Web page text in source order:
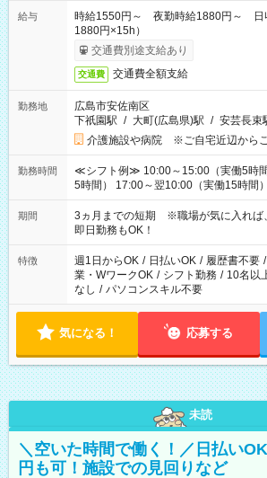
給与
時給1550円～ 夜勤時給1880円～ 日
1880円×15h）
交通費別途支給あり
交通費 交通費全額支給
勤務地
広島市安佐南区
下祇園駅 / 大町(広島県)駅 / 安芸長束
介護施設や病院 ※ご自宅近辺から
勤務時間
≪シフト例≫ 10:00～15:00（実働5時
5時間） 17:00～翌10:00（実働15時間）など ご希望に
働く時間は調整できます！ お気軽に担
期間
3ヵ月までの短期 ※職場が気に入れ
即日勤務もOK！
特徴 週1日からOK / 日払いOK / 履歴書不要 /
業・WワークOK / シフト勤務 / 10名以
なし / パソコンスキル不要
気になる！ 応募する
未読
＼空いた時間で働く！／日払い
円も可！施設での見回りなど